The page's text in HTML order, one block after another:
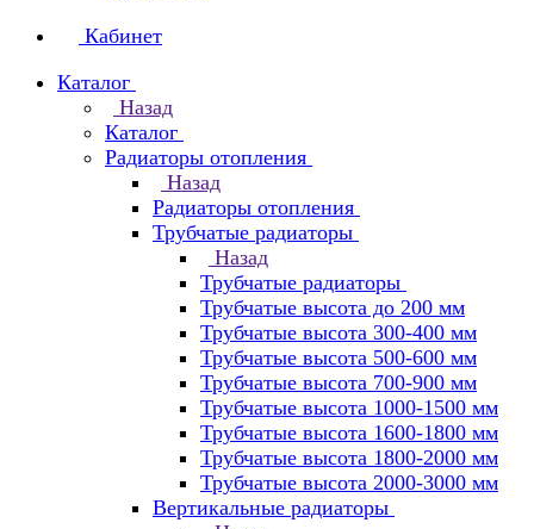
Кабинет
Каталог
Назад
Каталог
Радиаторы отопления
Назад
Радиаторы отопления
Трубчатые радиаторы
Назад
Трубчатые радиаторы
Трубчатые высота до 200 мм
Трубчатые высота 300-400 мм
Трубчатые высота 500-600 мм
Трубчатые высота 700-900 мм
Трубчатые высота 1000-1500 мм
Трубчатые высота 1600-1800 мм
Трубчатые высота 1800-2000 мм
Трубчатые высота 2000-3000 мм
Вертикальные радиаторы